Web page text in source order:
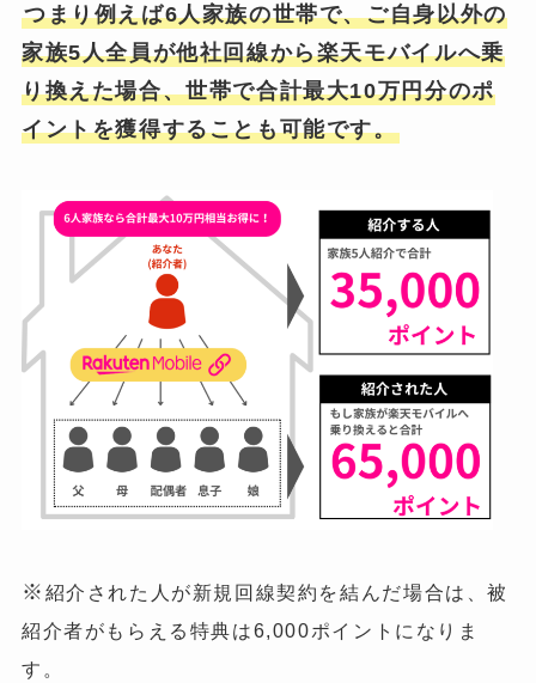
つまり例えば6人家族の世帯で、ご自身以外の
家族5人全員が他社回線から楽天モバイルへ乗
り換えた場合、世帯で合計最大10万円分のポ
イントを獲得することも可能です。
※ 紹介された人が新規回線契約を結んだ場合は、被
紹介者がもらえる特典は6,000ポイントになりま
す。